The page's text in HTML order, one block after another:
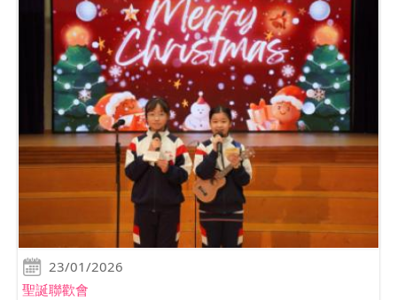
23/01/2026
聖誕聯歡會